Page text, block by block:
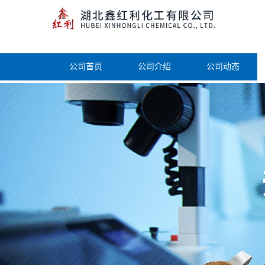
公司首页 公司介绍 公司动态